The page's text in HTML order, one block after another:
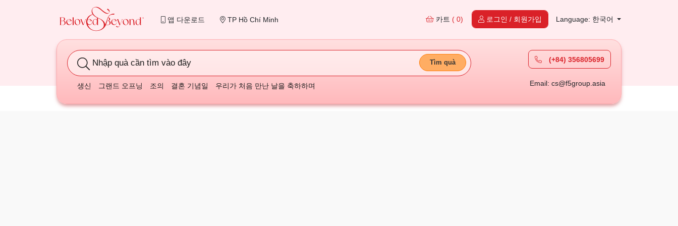
앱 다운로드 TP Hồ Chí Minh 카트 ( 0) 로그인 / 회원가입 Language: 한국어
Nhập quà cần tìm vào đây Tìm quà
생신 그랜드 오프닝 조의 결혼 기념일 우리가 처음 만난 날을 축하하며
(+84) 356805699
Email: cs@f5group.asia